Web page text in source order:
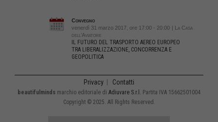
Convegno
venerdì 31 marzo 2017, ore 17:00 - 20:00 | La Casa
dell’Aviatore
IL FUTURO DEL TRASPORTO AEREO EUROPEO
TRA LIBERALIZZAZIONE, CONCORRENZA E
GEOPOLITICA
Privacy | Contatti
beautifulminds marchio editoriale di Adiuvare S.r.l.
Partita IVA 15662501004
Copyright © 2025. All Rights Reserved.